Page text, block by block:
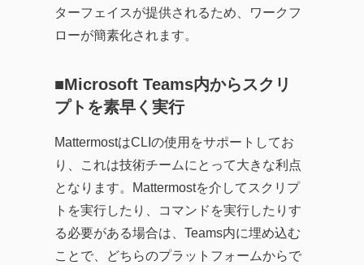
ターフェイスが提供されるため、ワークフ
ローが簡素化されます。
■Microsoft Teams内からスクリ
プトを素早く実行
MattermostはCLIの使用をサポートしてお
り、これは技術チームにとって大きな利点
となります。Mattermostを介してスクリプ
トを実行したり、コマンドを実行したりす
る必要がある場合は、Teams内に埋め込む
ことで、どちらのプラットフォームからで